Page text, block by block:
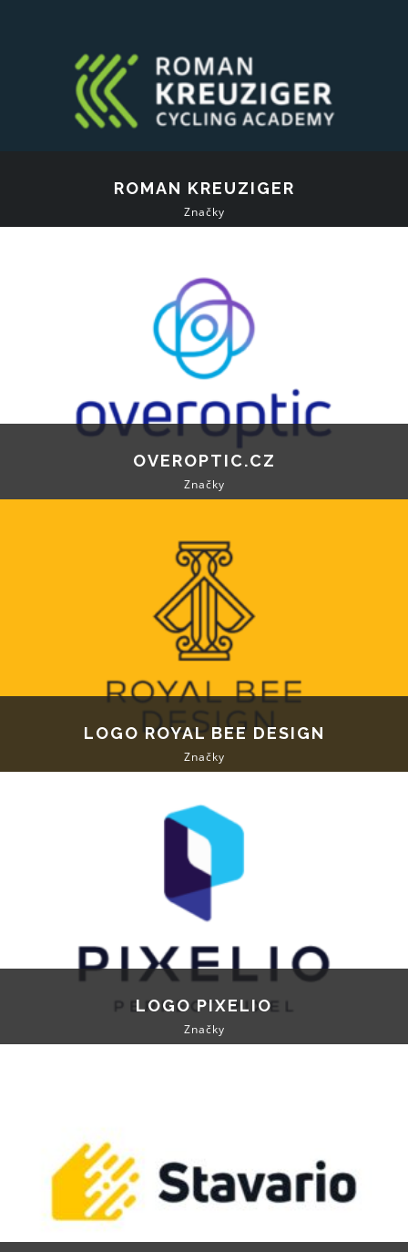
ROMAN KREUZIGER
Značky
OVEROPTIC.CZ
Značky
LOGO ROYAL BEE DESIGN
Značky
LOGO PIXELIO
Značky